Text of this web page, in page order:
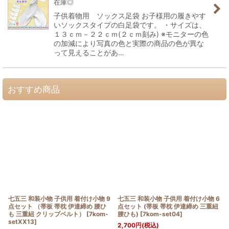
在庫◎
子供着物用 ソックス足袋 お子様用の履きやす
いソックスタイプの白足袋です。 ・サイズは、
１３ｃｍ－２２ｃｍ(２ｃｍ刻み) ※モニターの色
の加減により写真の色と実際の商品の色が異な
って見えることがあ…
おすすめ商品
七五三 和装小物 子供用 着付け小物 9
点セット （帯板 帯枕 伊達締め 腰ひ
も 三重紐 クリップベルト）
[7kom-
setXX13]
七五三 和装小物 子供用 着付け小物 6
点セット (帯板 帯枕 伊達締め 三重紐
腰ひも) [7kom-set04]
2,700円(税込)